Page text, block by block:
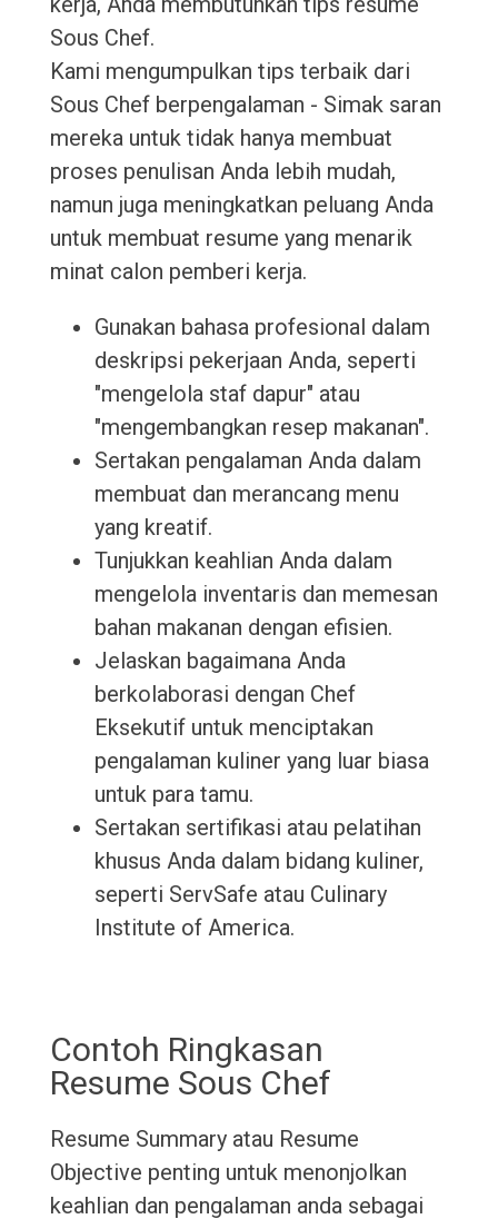
Sous Chef.
Kami mengumpulkan tips terbaik dari
Sous Chef berpengalaman - Simak saran
mereka untuk tidak hanya membuat
proses penulisan Anda lebih mudah,
namun juga meningkatkan peluang Anda
untuk membuat resume yang menarik
minat calon pemberi kerja.
Gunakan bahasa profesional dalam
deskripsi pekerjaan Anda, seperti
"mengelola staf dapur" atau
"mengembangkan resep makanan".
Sertakan pengalaman Anda dalam
membuat dan merancang menu
yang kreatif.
Tunjukkan keahlian Anda dalam
mengelola inventaris dan memesan
bahan makanan dengan efisien.
Jelaskan bagaimana Anda
berkolaborasi dengan Chef
Eksekutif untuk menciptakan
pengalaman kuliner yang luar biasa
untuk para tamu.
Sertakan sertifikasi atau pelatihan
khusus Anda dalam bidang kuliner,
seperti ServSafe atau Culinary
Institute of America.
Contoh Ringkasan
Resume Sous Chef
Resume Summary atau Resume
Objective penting untuk menonjolkan
keahlian dan pengalaman anda sebagai